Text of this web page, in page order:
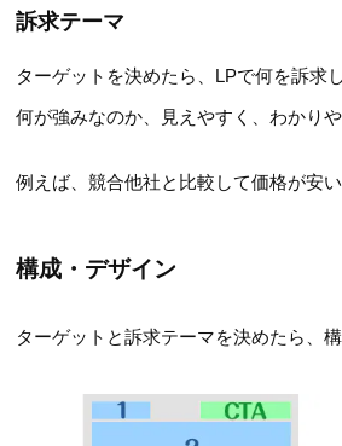
訴求テーマ
ターゲットを決めたら、LPで何を訴求
何が強みなのか、見えやすく、わかり
例えば、競合他社と比較して価格が安
構成・デザイン
ターゲットと訴求テーマを決めたら、構